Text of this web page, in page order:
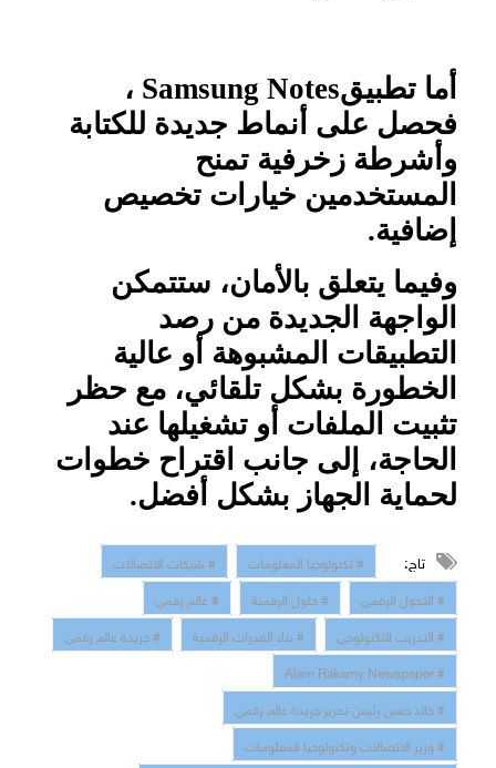
أما تطبيقSamsung Notes ،
فحصل على أنماط جديدة للكتابة
وأشرطة زخرفية تمنح
المستخدمين خيارات تخصيص
إضافية.
وفيما يتعلق بالأمان، ستتمكن
الواجهة الجديدة من رصد
التطبيقات المشبوهة أو عالية
الخطورة بشكل تلقائي، مع حظر
تثبيت الملفات أو تشغيلها عند
الحاجة، إلى جانب اقتراح خطوات
لحماية الجهاز بشكل أفضل.
تاج: # تكنولوجيا المعلومات
# شبكات الاتصالات
# التحول الرقمي
# حلول الرقمنة
# عالم رقمي
# التدريب التكنولوجي
# بناء القدرات الرقمية
# جريدة عالم رقمي
# Alam Rakamy Newspaper
# خالد حسن رئيس تحرير جريدة عالم رقمي
# وزير الاتصالات وتكنولوجيا المعلومات